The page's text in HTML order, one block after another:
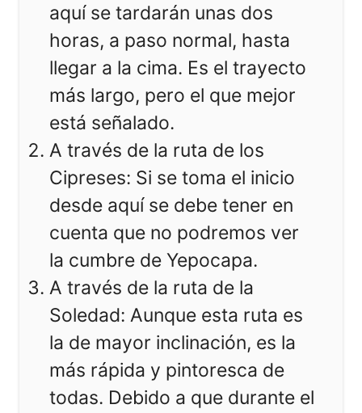
aquí se tardarán unas dos
horas, a paso normal, hasta
llegar a la cima. Es el trayecto
más largo, pero el que mejor
está señalado.
A través de la ruta de los
Cipreses: Si se toma el inicio
desde aquí se debe tener en
cuenta que no podremos ver
la cumbre de Yepocapa.
A través de la ruta de la
Soledad: Aunque esta ruta es
la de mayor inclinación, es la
más rápida y pintoresca de
todas. Debido a que durante el